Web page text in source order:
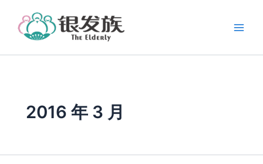
2016 年 3 月